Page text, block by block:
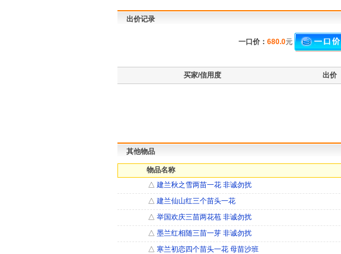
出价记录
一口价： 680.0元
买家/信用度 出价
其他物品
物品名称
△ 建兰秋之雪两苗一花 非诚勿扰
△ 建兰仙山红三个苗头一花
△ 举国欢庆三苗两花苞 非诚勿扰
△ 墨兰红相随三苗一芽 非诚勿扰
△ 寒兰初恋四个苗头一花 母苗沙班